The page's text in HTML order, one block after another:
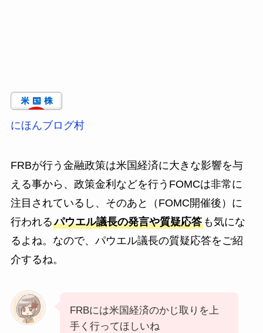
にほんブログ村
FRBが行う金融政策は米国経済に大きな影響を与
える事から、政策金利などを行うFOMCは非常に
注目されているし、そのあと（FOMC開催後）に
行われるパウエル議長の発言や質疑応答も気にな
るよね。なので、パウエル議長の質疑応答をご紹
介するね。
FRBには米国経済のかじ取りを上
手く行ってほしいね